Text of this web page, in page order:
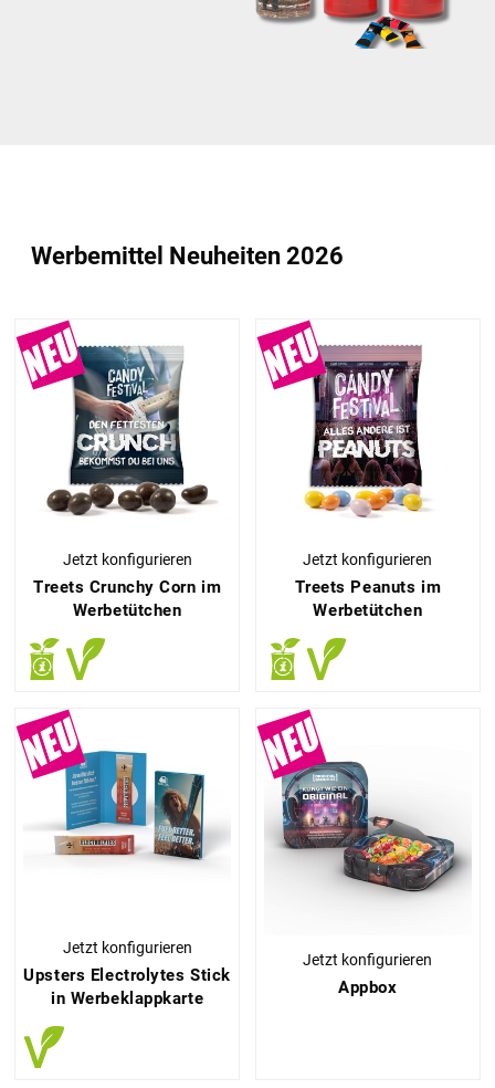
Werbemittel Neuheiten 2026
Jetzt konfigurieren
Treets Crunchy Corn im
Werbetütchen
Jetzt konfigurieren
Treets Peanuts im
Werbetütchen
Jetzt konfigurieren
Upsters Electrolytes Stick
in Werbeklappkarte
Jetzt konfigurieren
Appbox